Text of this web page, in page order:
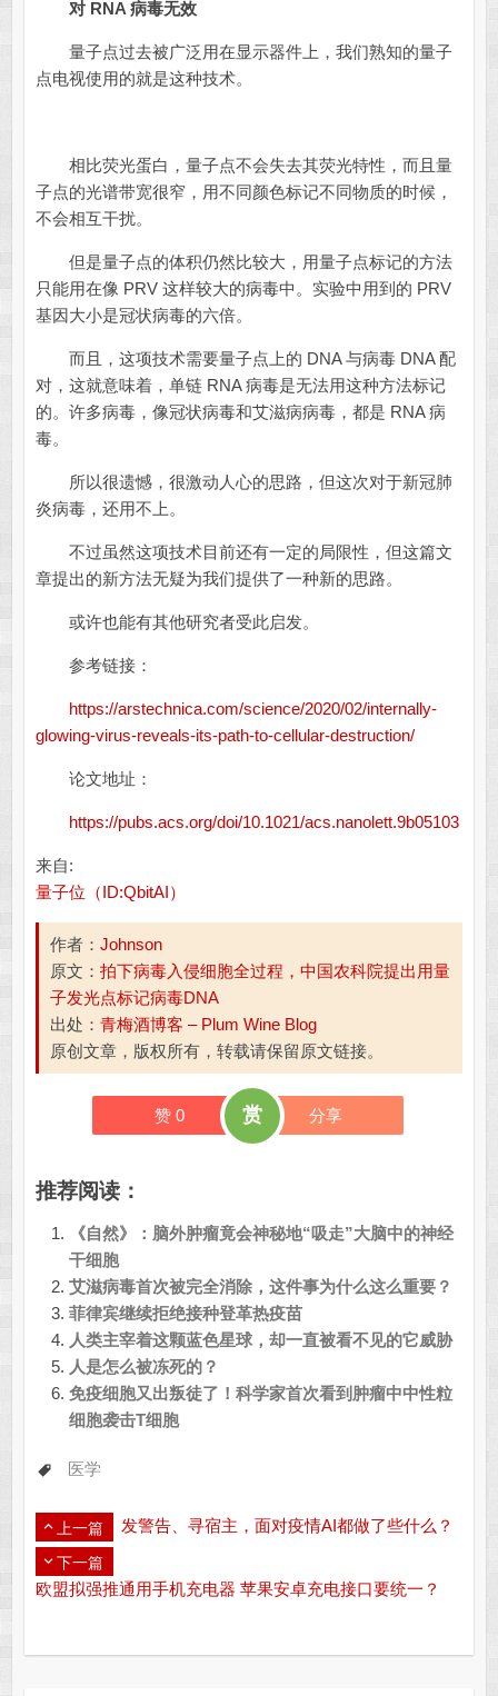
对 RNA 病毒无效
量子点过去被广泛用在显示器件上，我们熟知的量子
点电视使用的就是这种技术。
相比荧光蛋白，量子点不会失去其荧光特性，而且量
子点的光谱带宽很窄，用不同颜色标记不同物质的时候，
不会相互干扰。
但是量子点的体积仍然比较大，用量子点标记的方法
只能用在像 PRV 这样较大的病毒中。实验中用到的 PRV
基因大小是冠状病毒的六倍。
而且，这项技术需要量子点上的 DNA 与病毒 DNA 配
对，这就意味着，单链 RNA 病毒是无法用这种方法标记
的。许多病毒，像冠状病毒和艾滋病病毒，都是 RNA 病
毒。
所以很遗憾，很激动人心的思路，但这次对于新冠肺
炎病毒，还用不上。
不过虽然这项技术目前还有一定的局限性，但这篇文
章提出的新方法无疑为我们提供了一种新的思路。
或许也能有其他研究者受此启发。
参考链接：
https://arstechnica.com/science/2020/02/internally-
glowing-virus-reveals-its-path-to-cellular-destruction/
论文地址：
https://pubs.acs.org/doi/10.1021/acs.nanolett.9b05103
来自:
量子位（ID:QbitAI）
作者： Johnson
原文： 拍下病毒入侵细胞全过程，中国农科院提出用量
子发光点标记病毒DNA
出处： 青梅酒博客 – Plum Wine Blog
原创文章，版权所有，转载请保留原文链接。
赞 0 赏 分享
推荐阅读：
《自然》：脑外肿瘤竟会神秘地“吸走”大脑中的神经
干细胞
艾滋病毒首次被完全消除，这件事为什么这么重要？
菲律宾继续拒绝接种登革热疫苗
人类主宰着这颗蓝色星球，却一直被看不见的它威胁
人是怎么被冻死的？
免疫细胞又出叛徒了！科学家首次看到肿瘤中中性粒
细胞袭击T细胞
医学
上一篇 发警告、寻宿主，面对疫情AI都做了些什么？
下一篇
欧盟拟强推通用手机充电器 苹果安卓充电接口要统一？